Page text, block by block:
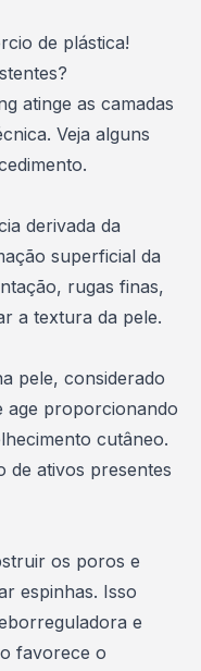
de plástica!
atinge as camadas
Veja alguns
derivada da
superficial da
rugas finas,
a textura da pele.
pele, considerado
age proporcionando
cutâneo.
de ativos presentes
os poros e
espinhas. Isso
e
favorece o